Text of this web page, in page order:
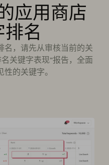
应用商店
名
名，请先从审核当前的关
关键字表现”报告，全面
的关键字。